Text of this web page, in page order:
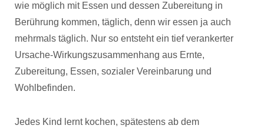
wie möglich mit Essen und dessen Zubereitung in
Berührung kommen, täglich, denn wir essen ja auch
mehrmals täglich. Nur so entsteht ein tief verankerter
Ursache-Wirkungszusammenhang aus Ernte,
Zubereitung, Essen, sozialer Vereinbarung und
Wohlbefinden.
Jedes Kind lernt kochen, spätestens ab dem